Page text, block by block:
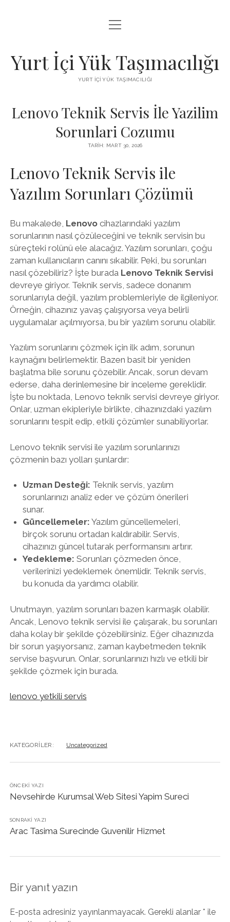
BEDAVA FACEBOOK BEĞENI KAZANMA
FACEBOOK SAYFA BEĞENDIRME HILESI İNDIR
menüyü
aç
Yurt İçi Yük Taşımacılığı
YURT İÇI YÜK TAŞIMACILIĞI
Lenovo Teknik Servis İle Yazilim
Sorunlari Cozumu
TARIH: MART 30, 2026
Lenovo Teknik Servis ile
Yazılım Sorunları Çözümü
Bu makalede, Lenovocihazlarındaki yazılım
sorunlarının nasıl çözüleceğini ve teknik servisin bu
süreçteki rolünü ele alacağız. Yazılım sorunları, çoğu
zaman kullanıcıların canını sıkabilir. Peki, bu sorunları
nasıl çözebiliriz? İşte burada Lenovo Teknik Servisi
devreye giriyor. Teknik servis, sadece donanım
sorunlarıyla değil, yazılım problemleriyle de ilgileniyor.
Örneğin, cihazınız yavaş çalışıyorsa veya belirli
uygulamalar açılmıyorsa, bu bir yazılım sorunu olabilir.
Yazılım sorunlarını çözmek için ilk adım, sorunun
kaynağını belirlemektir. Bazen basit bir yeniden
başlatma bile sorunu çözebilir. Ancak, sorun devam
ederse, daha derinlemesine bir inceleme gereklidir.
İşte bu noktada, Lenovo teknik servisi devreye giriyor.
Onlar, uzman ekipleriyle birlikte, cihazınızdaki yazılım
sorunlarını tespit edip, etkili çözümler sunabiliyorlar.
Lenovo teknik servisi ile yazılım sorunlarınızı
çözmenin bazı yolları şunlardır:
Uzman Desteği: Teknik servis, yazılım
sorunlarınızı analiz eder ve çözüm önerileri
sunar.
Güncellemeler: Yazılım güncellemeleri,
birçok sorunu ortadan kaldırabilir. Servis,
cihazınızı güncel tutarak performansını artırır.
Yedekleme: Sorunları çözmeden önce,
verilerinizi yedeklemek önemlidir. Teknik servis,
bu konuda da yardımcı olabilir.
Unutmayın, yazılım sorunları bazen karmaşık olabilir.
Ancak, Lenovo teknik servisi ile çalışarak, bu sorunları
daha kolay bir şekilde çözebilirsiniz. Eğer cihazınızda
bir sorun yaşıyorsanız, zaman kaybetmeden teknik
servise başvurun. Onlar, sorunlarınızı hızlı ve etkili bir
şekilde çözmek için burada.
lenovo yetkili servis
KATEGORILER: Uncategorized
ÖNCEKI YAZI
Nevsehirde Kurumsal Web Sitesi Yapim Sureci
SONRAKI YAZI
Arac Tasima Surecinde Guvenilir Hizmet
Bir yanıt yazın
E-posta adresiniz yayınlanmayacak. Gerekli alanlar * ile